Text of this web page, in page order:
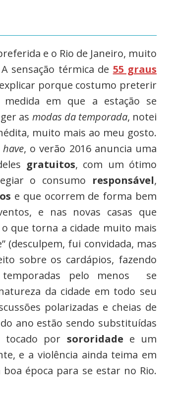
e o Rio de Janeiro, muito
sensação térmica de 55 graus
porque costumo preterir
em que a estação se
as modas da temporada, notei
muito mais ao meu gosto.
, o verão 2016 anuncia uma
gratuitos, com um ótimo
o consumo responsável,
e que ocorrem de forma bem
e nas novas casas que
que torna a cidade muito mais
(desculpem, fui convidada, mas
sobre os cardápios, fazendo
pelo menos se
da cidade em todo seu
polarizadas e cheias de
ano estão sendo substituídas
tocado por sororidade e um
e a violência ainda teima em
época para se estar no Rio.